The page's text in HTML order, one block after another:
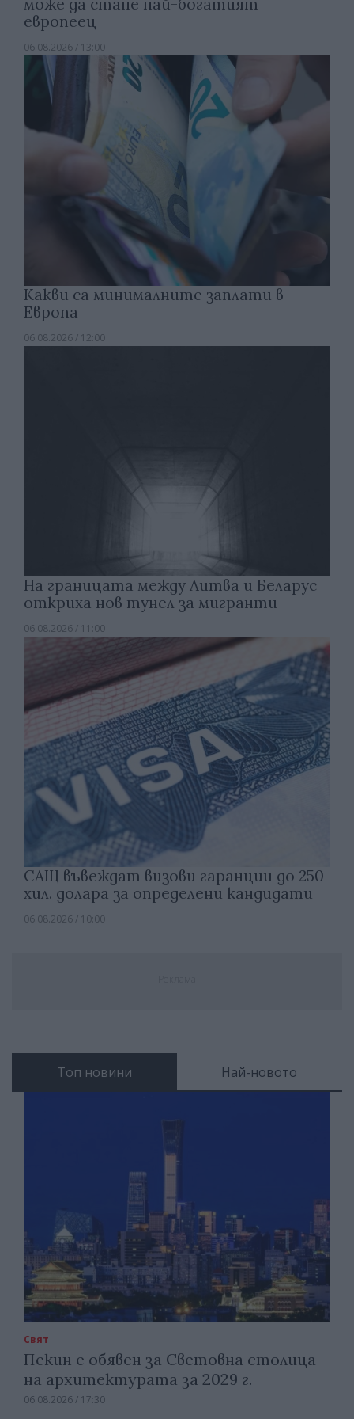
може да стане най-богатият
европеец
06.08.2026 / 13:00
Какви са минималните заплати в
Европа
06.08.2026 / 12:00
На границата между Литва и Беларус
откриха нов тунел за мигранти
06.08.2026 / 11:00
САЩ въвеждат визови гаранции до 250
хил. долара за определени кандидати
06.08.2026 / 10:00
Топ новини Най-новото
Свят
Пекин е обявен за Световна столица
на архитектурата за 2029 г.
06.08.2026 / 17:30